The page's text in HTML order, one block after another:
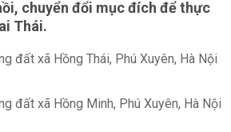
chuyển đổi mục đích để thực
Thái.
đất xã Hồng Thái, Phú Xuyên, Hà Nội
đất xã Hồng Minh, Phú Xuyên, Hà Nội